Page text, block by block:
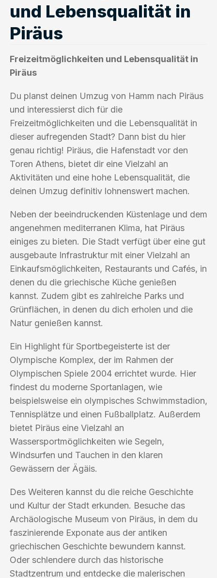
und Lebensqualität in
Piräus
Freizeitmöglichkeiten und Lebensqualität in
Piräus
Du planst deinen Umzug von Hamm nach Piräus
und interessierst dich für die
Freizeitmöglichkeiten und die Lebensqualität in
dieser aufregenden Stadt? Dann bist du hier
genau richtig! Piräus, die Hafenstadt vor den
Toren Athens, bietet dir eine Vielzahl an
Aktivitäten und eine hohe Lebensqualität, die
deinen Umzug definitiv lohnenswert machen.
Neben der beeindruckenden Küstenlage und dem
angenehmen mediterranen Klima, hat Piräus
einiges zu bieten. Die Stadt verfügt über eine gut
ausgebaute Infrastruktur mit einer Vielzahl an
Einkaufsmöglichkeiten, Restaurants und Cafés, in
denen du die griechische Küche genießen
kannst. Zudem gibt es zahlreiche Parks und
Grünflächen, in denen du dich erholen und die
Natur genießen kannst.
Ein Highlight für Sportbegeisterte ist der
Olympische Komplex, der im Rahmen der
Olympischen Spiele 2004 errichtet wurde. Hier
findest du moderne Sportanlagen, wie
beispielsweise ein olympisches Schwimmstadion,
Tennisplätze und einen Fußballplatz. Außerdem
bietet Piräus eine Vielzahl an
Wassersportmöglichkeiten wie Segeln,
Windsurfen und Tauchen in den klaren
Gewässern der Ägäis.
Des Weiteren kannst du die reiche Geschichte
und Kultur der Stadt erkunden. Besuche das
Archäologische Museum von Piräus, in dem du
faszinierende Exponate aus der antiken
griechischen Geschichte bewundern kannst.
Oder schlendere durch das historische
Stadtzentrum und entdecke die malerischen